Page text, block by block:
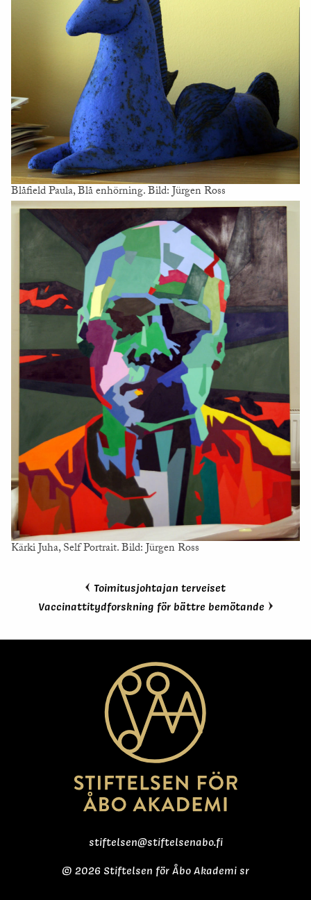
Blåfield Paula, Blå enhörning. Bild: Jürgen Ross
Kärki Juha, Self Portrait. Bild: Jürgen Ross
Toimitusjohtajan terveiset
Vaccinattitydforskning för bättre bemötande
stiftelsen@stiftelsenabo.fi
© 2026 Stiftelsen för Åbo Akademi sr